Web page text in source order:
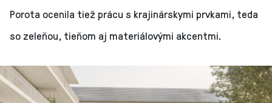
Porota ocenila tiež prácu s krajinárskymi prvkami, teda
so zeleňou, tieňom aj materiálovými akcentmi.